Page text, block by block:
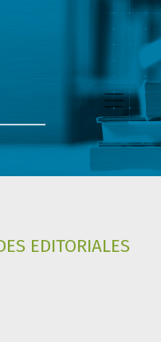
EDITORIALES